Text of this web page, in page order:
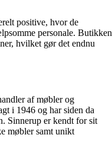
positive, hvor de
personale. Butikken
hvilket gør det endnu
af møbler og
i 1946 og har siden da
Sinnerup er kendt for sit
møbler samt unikt